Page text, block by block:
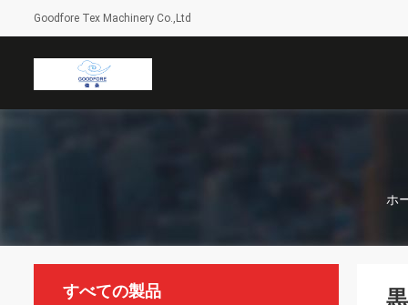
Goodfore Tex Machinery Co.,Ltd
ホ
すべての製品